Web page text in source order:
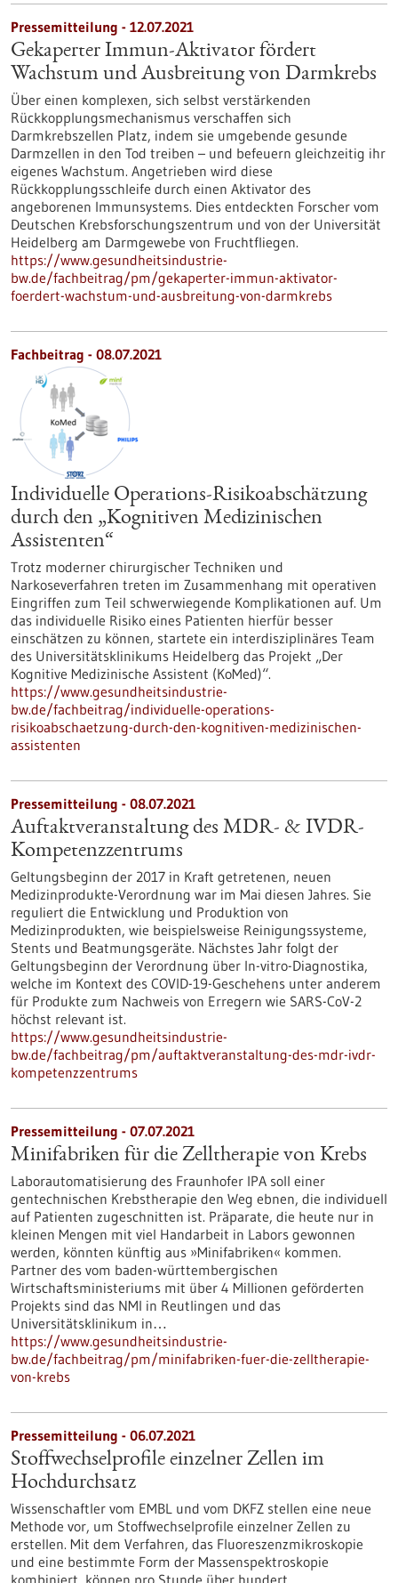
Pressemitteilung - 12.07.2021
Gekaperter Immun-Aktivator fördert
Wachstum und Ausbreitung von Darmkrebs
Über einen komplexen, sich selbst verstärkenden
Rückkopplungsmechanismus verschaffen sich
Darmkrebszellen Platz, indem sie umgebende gesunde
Darmzellen in den Tod treiben – und befeuern gleichzeitig ihr
eigenes Wachstum. Angetrieben wird diese
Rückkopplungsschleife durch einen Aktivator des
angeborenen Immunsystems. Dies entdeckten Forscher vom
Deutschen Krebsforschungszentrum und von der Universität
Heidelberg am Darmgewebe von Fruchtfliegen.
https://www.gesundheitsindustrie-
bw.de/fachbeitrag/pm/gekaperter-immun-aktivator-
foerdert-wachstum-und-ausbreitung-von-darmkrebs
Fachbeitrag - 08.07.2021
Individuelle Operations-Risikoabschätzung
durch den „Kognitiven Medizinischen
Assistenten“
Trotz moderner chirurgischer Techniken und
Narkoseverfahren treten im Zusammenhang mit operativen
Eingriffen zum Teil schwerwiegende Komplikationen auf. Um
das individuelle Risiko eines Patienten hierfür besser
einschätzen zu können, startete ein interdisziplinäres Team
des Universitätsklinikums Heidelberg das Projekt „Der
Kognitive Medizinische Assistent (KoMed)“.
https://www.gesundheitsindustrie-
bw.de/fachbeitrag/individuelle-operations-
risikoabschaetzung-durch-den-kognitiven-medizinischen-
assistenten
Pressemitteilung - 08.07.2021
Auftaktveranstaltung des MDR- & IVDR-
Kompetenzzentrums
Geltungsbeginn der 2017 in Kraft getretenen, neuen
Medizinprodukte-Verordnung war im Mai diesen Jahres. Sie
reguliert die Entwicklung und Produktion von
Medizinprodukten, wie beispielsweise Reinigungssysteme,
Stents und Beatmungsgeräte. Nächstes Jahr folgt der
Geltungsbeginn der Verordnung über In-vitro-Diagnostika,
welche im Kontext des COVID-19-Geschehens unter anderem
für Produkte zum Nachweis von Erregern wie SARS-CoV-2
höchst relevant ist.
https://www.gesundheitsindustrie-
bw.de/fachbeitrag/pm/auftaktveranstaltung-des-mdr-ivdr-
kompetenzzentrums
Pressemitteilung - 07.07.2021
Minifabriken für die Zelltherapie von Krebs
Laborautomatisierung des Fraunhofer IPA soll einer
gentechnischen Krebstherapie den Weg ebnen, die individuell
auf Patienten zugeschnitten ist. Präparate, die heute nur in
kleinen Mengen mit viel Handarbeit in Labors gewonnen
werden, könnten künftig aus »Minifabriken« kommen.
Partner des vom baden-württembergischen
Wirtschaftsministeriums mit über 4 Millionen geförderten
Projekts sind das NMI in Reutlingen und das
Universitätsklinikum in…
https://www.gesundheitsindustrie-
bw.de/fachbeitrag/pm/minifabriken-fuer-die-zelltherapie-
von-krebs
Pressemitteilung - 06.07.2021
Stoffwechselprofile einzelner Zellen im
Hochdurchsatz
Wissenschaftler vom EMBL und vom DKFZ stellen eine neue
Methode vor, um Stoffwechselprofile einzelner Zellen zu
erstellen. Mit dem Verfahren, das Fluoreszenzmikroskopie
und eine bestimmte Form der Massenspektroskopie
kombiniert, können pro Stunde über hundert